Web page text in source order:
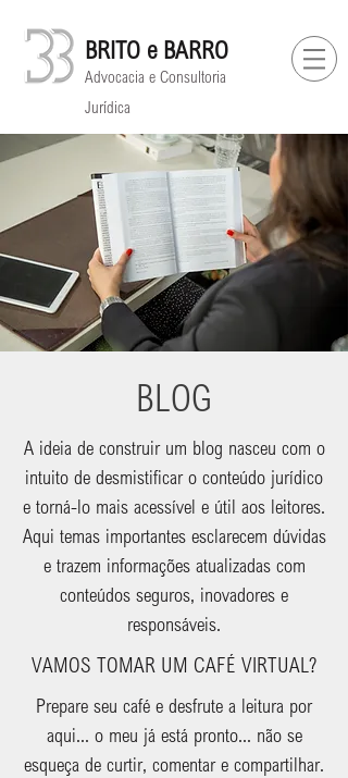
BRITO e BARRO
Advocacia e Consultoria
Jurídica
BLOG
A ideia de construir um blog nasceu com o
intuito de desmistificar o conteúdo jurídico
e torná-lo mais acessível e útil aos leitores.
Aqui temas importantes esclarecem dúvidas
e trazem informações atualizadas com
conteúdos seguros, inovadores e
responsáveis.
VAMOS TOMAR UM CAFÉ VIRTUAL?
Prepare seu café e desfrute a leitura por
aqui... o meu já está pronto... não se
esqueça de curtir, comentar e compartilhar.